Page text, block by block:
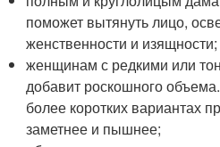
поможет вытянуть лицо,
женственности и изящности;
женщинам с редкими или
добавит роскошного
более коротких вариантах
заметнее и пышнее;